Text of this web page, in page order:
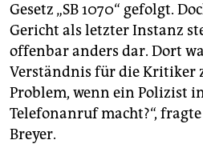
Gesetz „SB 1070“ gefolgt.
Gericht als letzter Instanz
offenbar anders dar. Dort
Verständnis für die Kritiker
Problem, wenn ein Polizist
Telefonanruf macht?“,
Breyer.